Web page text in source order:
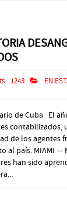
1243 EN
de Cuba El
contabilizados,
de los agentes
al país. MIAMI —
han sido